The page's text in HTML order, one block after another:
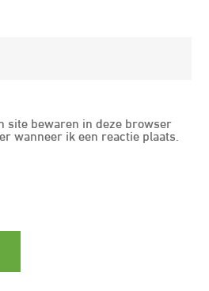
site bewaren in deze browser
wanneer ik een reactie plaats.